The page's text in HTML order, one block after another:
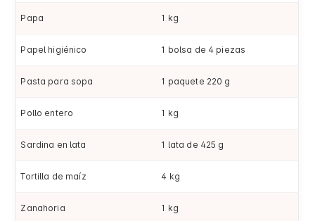
Papa 1 kg
Papel higiénico 1 bolsa de 4 piezas
Pasta para sopa 1 paquete 220 g
Pollo entero 1 kg
Sardina en lata 1 lata de 425 g
Tortilla de maíz 4 kg
Zanahoria 1 kg